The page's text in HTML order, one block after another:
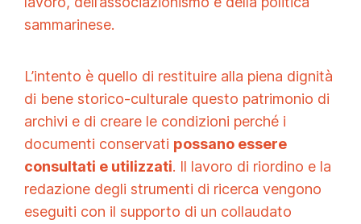
sammarinese.
L’intento è quello di restituire alla piena dignità
di bene storico-culturale questo patrimonio di
archivi e di creare le condizioni perché i
documenti conservati possano essere
consultati e utilizzati. Il lavoro di riordino e la
redazione degli strumenti di ricerca vengono
eseguiti con il supporto di un collaudato